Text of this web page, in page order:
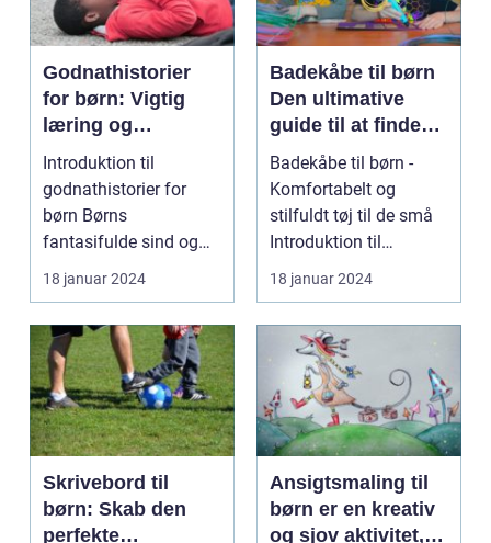
Godnathistorier
for børn: Vigtig
læring og
fantastiske eventyr
før sengetid
Introduktion til
godnathistorier for
børn Børns
fantasifulde sind og
nysgerrighed kan
bringe dem ti...
18 januar 2024
Badekåbe til børn
Den ultimative
guide til at finde
den perfekte
badekåbe
Badekåbe til børn -
Komfortabelt og
stilfuldt tøj til de små
Introduktion til
18 januar 2024
Skrivebord til
børn: Skab den
perfekte
Ansigtsmaling til
børn er en kreativ
og sjov aktivitet,